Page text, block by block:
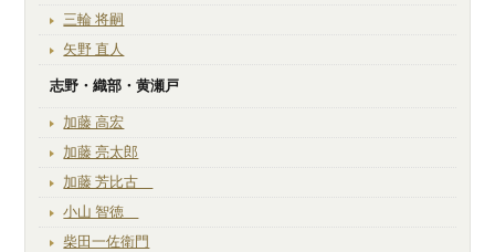
三輪 将嗣
矢野 直人
志野・織部・黄瀬戸
加藤 高宏
加藤 亮太郎
加藤 芳比古
小山 智徳
柴田一佐衛門